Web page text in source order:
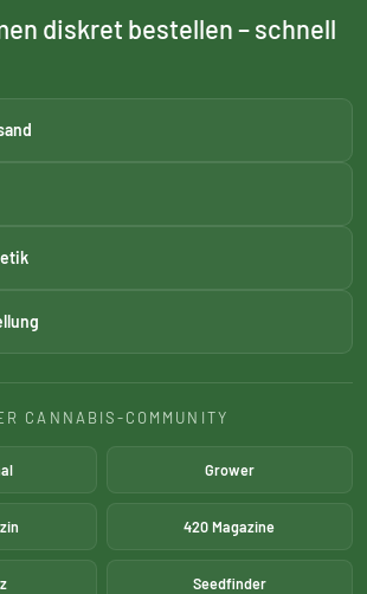
diskret bestellen – schnell
CANNABIS-COMMUNITY
Grower
420 Magazine
Seedfinder